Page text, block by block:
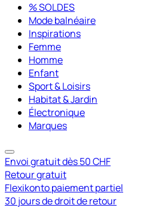
% SOLDES
Mode balnéaire
Inspirations
Femme
Homme
Enfant
Sport & Loisirs
Habitat & Jardin
Électronique
Marques
Envoi gratuit dès 50 CHF
Retour gratuit
Flexikonto paiement partiel
30 jours de droit de retour